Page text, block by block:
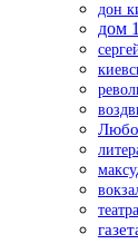
дон
дом